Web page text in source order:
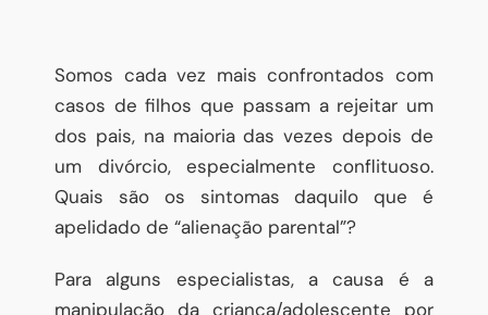
Somos cada vez mais confrontados com
casos de filhos que passam a rejeitar um
dos pais, na maioria das vezes depois de
um divórcio, especialmente conflituoso.
Quais são os sintomas daquilo que é
apelidado de “alienação parental”?
Para alguns especialistas, a causa é a
manipulação da criança/adolescente por